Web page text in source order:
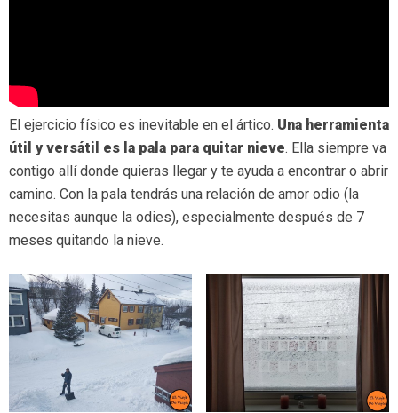
El ejercicio físico es inevitable en el ártico. Una herramienta
útil y versátil es la pala para quitar nieve. Ella siempre va
contigo allí donde quieras llegar y te ayuda a encontrar o abrir
camino. Con la pala tendrás una relación de amor odio (la
necesitas aunque la odies), especialmente después de 7
meses quitando la nieve.